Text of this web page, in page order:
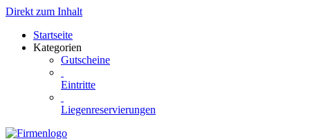
Direkt zum Inhalt
Startseite
Kategorien
Gutscheine
Eintritte
Liegenreservierungen